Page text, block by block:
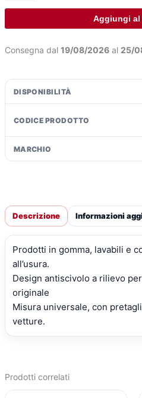
ERA:
4
quantità
Aggiungi al
Consegna dal 19/08/2026al 25/
DISPONIBILITÀ
CODICE PRODOTTO
MARCHIO
Descrizione Informazioni
Prodotti in gomma, lavabili e
all’usura.
Design antiscivolo a rilievo
originale
Misura universale, con
vetture.
Prodotti correlati